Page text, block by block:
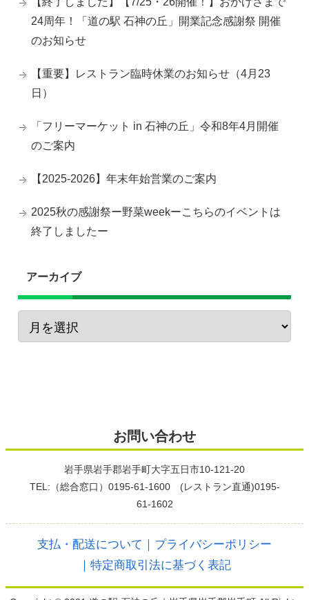
24周年！「道の駅 石神の丘」開業記念感謝祭 開催
のお知らせ
【重要】レストラン臨時休業のお知らせ（4月23
日）
「フリーマーケット in 石神の丘」令和8年4月開催
のご案内
【2025-2026】年末年始営業のご案内
2025秋の感謝祭ー野菜weekーこちらのイベントは
終了しましたー
アーカイブ
お問い合わせ
岩手県岩手郡岩手町大字五日市10-121-20
TEL:（総合窓口）0195-61-1600 (レストラン直通)0195-
61-1602
支払・配送について
｜プライバシーポリシー
｜特定商取引法に基づく表記